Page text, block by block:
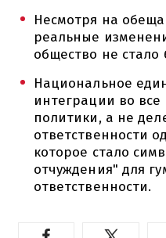
Несмотря на
реальные
общество не
Национальное
интеграции во все
политики, а не
ответственности
которое стало
отчуждения" для
ответственности.